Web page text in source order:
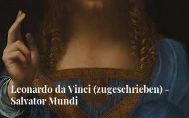
Leonardo da Vinci (zugeschrieben) -
Salvator Mundi